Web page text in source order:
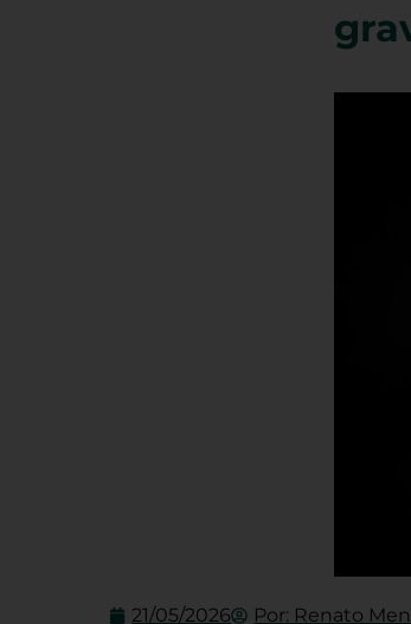
21/05/2026 Por: Renato